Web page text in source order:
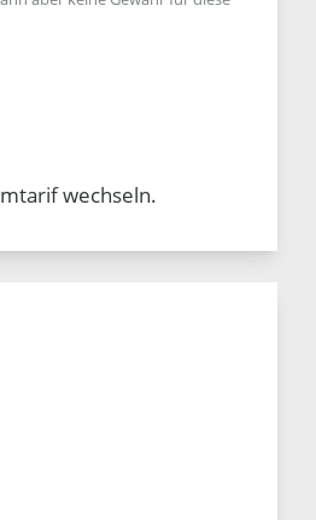
wechseln.